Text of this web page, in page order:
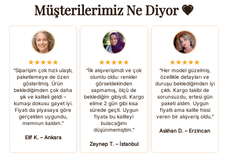
Müşterilerimiz Ne Diyor 💗
★★★★★
“Siparişim çok hızlı ulaştı,
paketlemeye de özen
gösterilmiş. Ürün
beklediğimden çok daha
şık ve kaliteli geldi –
kumaşı dokusu gayet iyi.
Fiyatı da piyasaya göre
gerçekten uygundu,
memnun kaldım.”
Elif K. – Ankara
★★★★★
“İlk alışverişimdi ve çok
olumlu oldu: renkler
görseldekinden
sapmamış, ölçü de
beklediğim gibiydi. Kargo
elime 2 gün gibi kısa
sürede geçti. Uygun
fiyata bu kaliteyi
bulacağımı
düşünmemiştim.”
Zeynep T. – İstanbul
★★★★★
“Her model güzelmiş,
özellikle detayları ve
duruşu beklediğimden iyi
çıktı. Kargo takibi de
sorunsuzdu, ertesi gün
paketi aldım. Uygun
fiyatlı ama kalite hissi
veren bir alışveriş oldu.”
Aslıhan D. – Erzincan